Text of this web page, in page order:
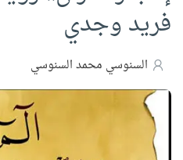
فريد وجدي
السنوسي محمد السنوسي